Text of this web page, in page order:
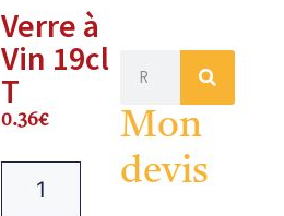
Verre à
Vin 19cl
T
0.36€
Mon
devis